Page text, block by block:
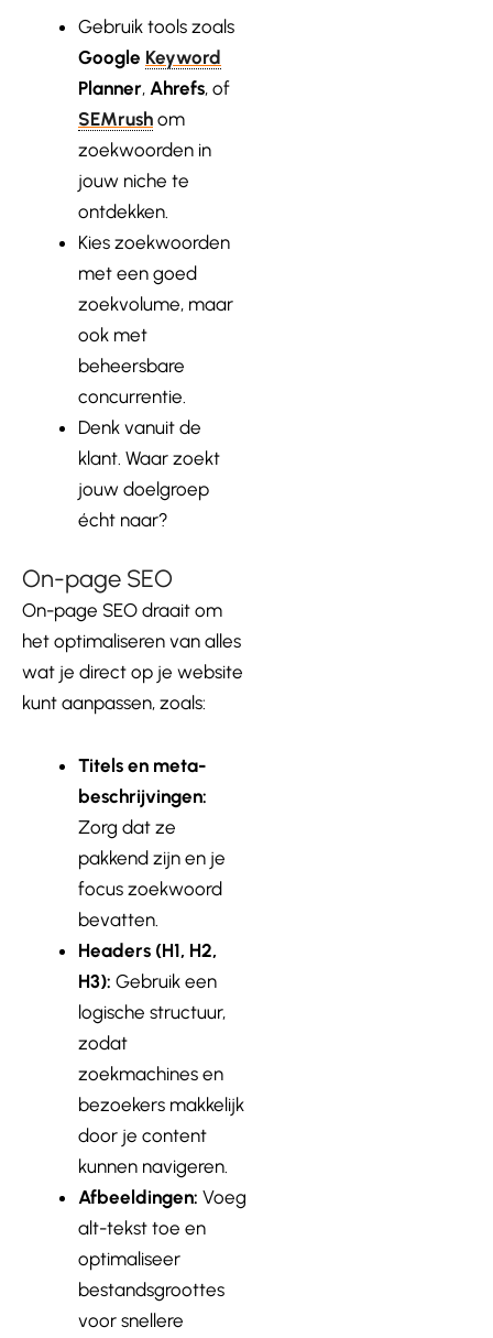
Gebruik tools zoals
Google Keyword
Planner, Ahrefs, of
SEMrush om
zoekwoorden in
jouw niche te
ontdekken.
Kies zoekwoorden
met een goed
zoekvolume, maar
ook met
beheersbare
concurrentie.
Denk vanuit de
klant. Waar zoekt
jouw doelgroep
écht naar?
On-page SEO
On-page SEO draait om
het optimaliseren van alles
wat je direct op je website
kunt aanpassen, zoals:
Titels en meta-
beschrijvingen:
Zorg dat ze
pakkend zijn en je
focus zoekwoord
bevatten.
Headers (H1, H2,
H3): Gebruik een
logische structuur,
zodat
zoekmachines en
bezoekers makkelijk
door je content
kunnen navigeren.
Afbeeldingen: Voeg
alt-tekst toe en
optimaliseer
bestandsgroottes
voor snellere